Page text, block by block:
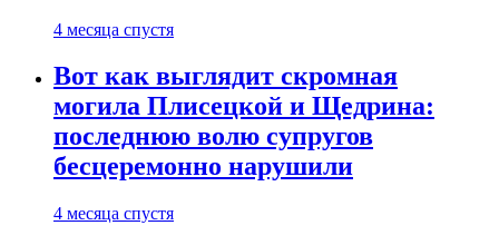
4 месяца спустя
Вот как выглядит скромная
могила Плисецкой и Щедрина:
последнюю волю супругов
бесцеремонно нарушили
4 месяца спустя